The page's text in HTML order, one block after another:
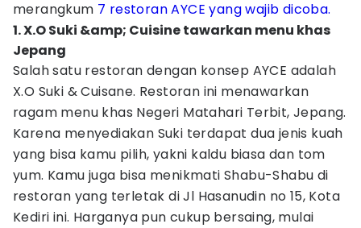
merangkum 7 restoran AYCE yang wajib dicoba.
1. X.O Suki &amp; Cuisine tawarkan menu khas
Jepang
Salah satu restoran dengan konsep AYCE adalah
X.O Suki & Cuisane. Restoran ini menawarkan
ragam menu khas Negeri Matahari Terbit, Jepang.
Karena menyediakan Suki terdapat dua jenis kuah
yang bisa kamu pilih, yakni kaldu biasa dan tom
yum. Kamu juga bisa menikmati Shabu-Shabu di
restoran yang terletak di Jl Hasanudin no 15, Kota
Kediri ini. Harganya pun cukup bersaing, mulai